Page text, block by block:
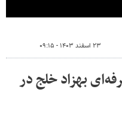
۲۳ اسفند ۱۴۰۳ - ۰۹:۱۵
بهزاد خلج در